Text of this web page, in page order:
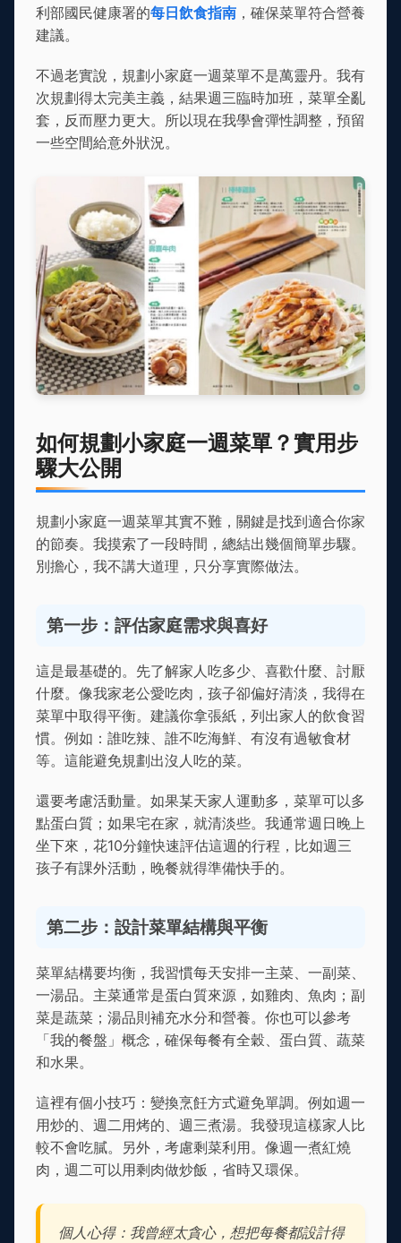
利部國民健康署的每日飲食指南 ，確保菜單符合營養
建議。
不過老實說，規劃小家庭一週菜單不是萬靈丹。我有
次規劃得太完美主義，結果週三臨時加班，菜單全亂
套，反而壓力更大。所以現在我學會彈性調整，預留
一些空間給意外狀況。
如何規劃小家庭一週菜單？實用步
驟大公開
規劃小家庭一週菜單其實不難，關鍵是找到適合你家
的節奏。我摸索了一段時間，總結出幾個簡單步驟。
別擔心，我不講大道理，只分享實際做法。
第一步：評估家庭需求與喜好
這是最基礎的。先了解家人吃多少、喜歡什麼、討厭
什麼。像我家老公愛吃肉，孩子卻偏好清淡，我得在
菜單中取得平衡。建議你拿張紙，列出家人的飲食習
慣。例如：誰吃辣、誰不吃海鮮、有沒有過敏食材
等。這能避免規劃出沒人吃的菜。
還要考慮活動量。如果某天家人運動多，菜單可以多
點蛋白質；如果宅在家，就清淡些。我通常週日晚上
坐下來，花10分鐘快速評估這週的行程，比如週三
孩子有課外活動，晚餐就得準備快手的。
第二步：設計菜單結構與平衡
菜單結構要均衡，我習慣每天安排一主菜、一副菜、
一湯品。主菜通常是蛋白質來源，如雞肉、魚肉；副
菜是蔬菜；湯品則補充水分和營養。你也可以參考
「我的餐盤」概念，確保每餐有全穀、蛋白質、蔬菜
和水果。
這裡有個小技巧：變換烹飪方式避免單調。例如週一
用炒的、週二用烤的、週三煮湯。我發現這樣家人比
較不會吃膩。另外，考慮剩菜利用。像週一煮紅燒
肉，週二可以用剩肉做炒飯，省時又環保。
個人心得：我曾經太貪心，想把每餐都設計得